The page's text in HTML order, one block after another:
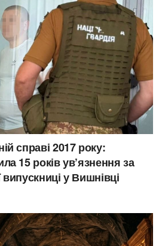
справі 2017 року:
15 років ув’язнення за
у Вишнівці